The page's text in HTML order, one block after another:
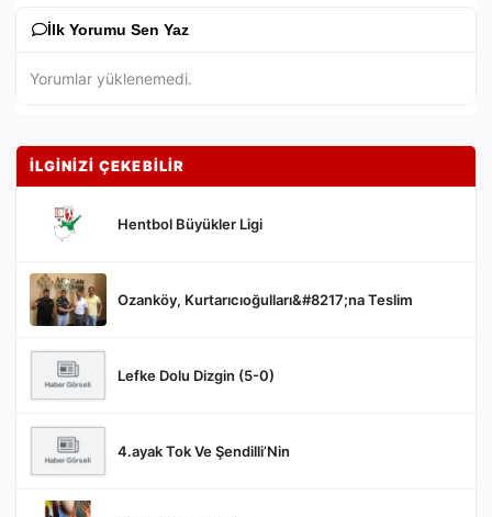
İlk Yorumu Sen Yaz
Gönder
Yorumlar yüklenemedi.
İLGİNİZİ ÇEKEBİLİR
Hentbol Büyükler Ligi
Ozanköy, Kurtarıcıoğulları&#8217;na Teslim
Lefke Dolu Dizgin (5-0)
4.ayak Tok Ve Şendilli’Nin